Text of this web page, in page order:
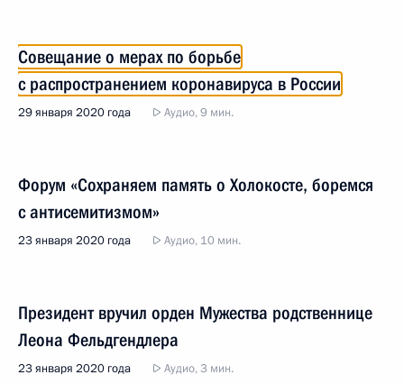
Совещание о мерах по борьбе
с распространением коронавируса в России
29 января 2020 года Аудио, 9 мин.
Форум «Сохраняем память о Холокосте, боремся
с антисемитизмом»
23 января 2020 года Аудио, 10 мин.
Президент вручил орден Мужества родственнице
Леона Фельдгендлера
23 января 2020 года Аудио, 3 мин.